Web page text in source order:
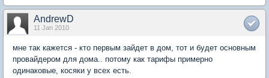
AndrewD
11 Jan 2010
мне так кажется - кто первым зайдет в дом, тот и будет основным
провайдером для дома.. потому как тарифы примерно
одинаковые, косяки у всех есть.